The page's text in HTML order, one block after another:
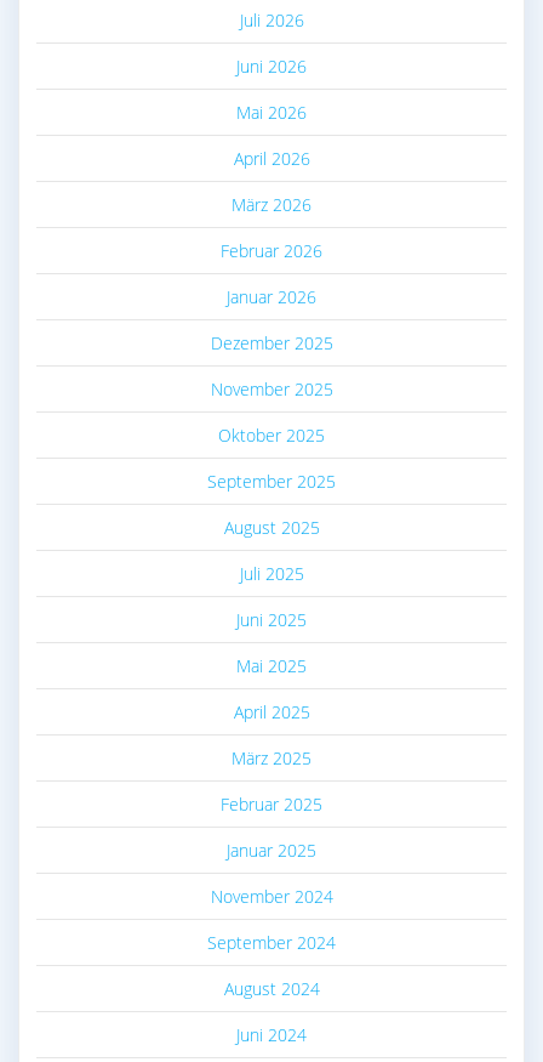
Juli 2026
Juni 2026
Mai 2026
April 2026
März 2026
Februar 2026
Januar 2026
Dezember 2025
November 2025
Oktober 2025
September 2025
August 2025
Juli 2025
Juni 2025
Mai 2025
April 2025
März 2025
Februar 2025
Januar 2025
November 2024
September 2024
August 2024
Juni 2024